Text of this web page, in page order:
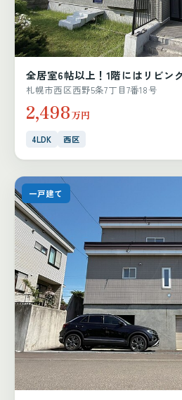
全居室6帖以上！1階にはリビン
札幌市西区西野5条7丁目7番18号
2,498万円
4LDK 西区
一戸建て